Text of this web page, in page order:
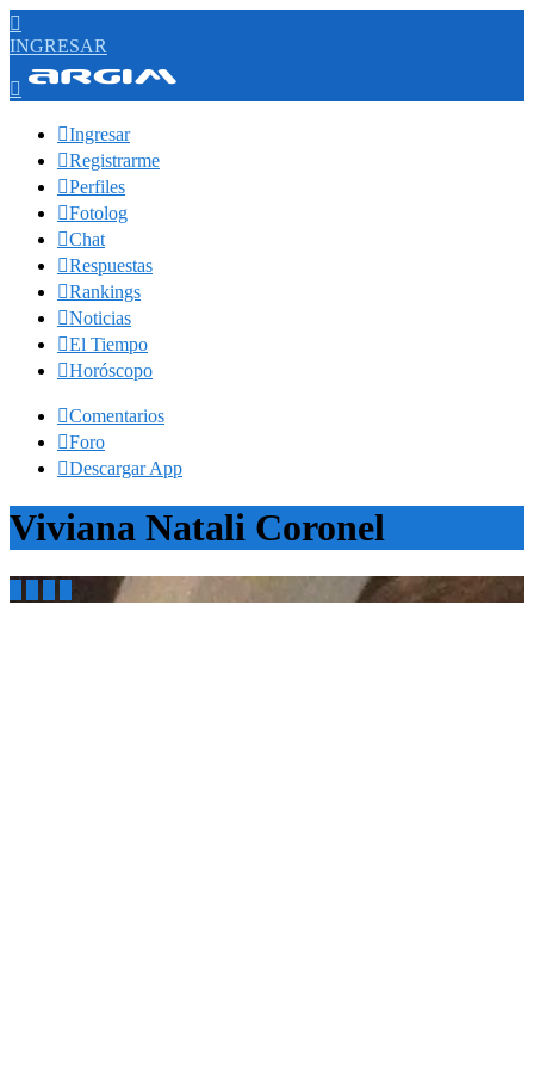

INGRESAR

Ingresar
Registrarme
Perfiles
Fotolog
Chat
Respuestas
Rankings
Noticias
El Tiempo
Horóscopo
Comentarios
Foro
Descargar App
Viviana Natali Coronel